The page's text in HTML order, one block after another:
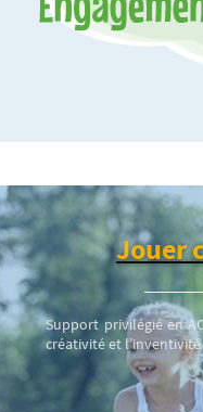
Jouer
Support privilégié en
créativité et